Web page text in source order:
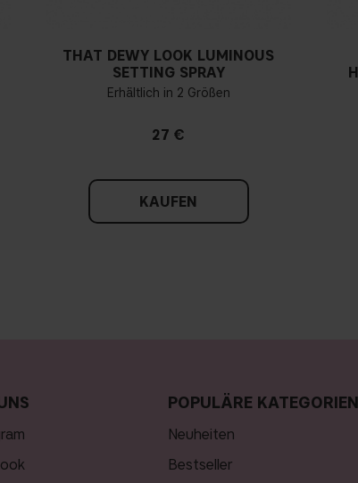
THAT DEWY LOOK LUMINOUS
SETTING SPRAY
Erhältlich in 2 Größen
27 €
KAUFEN
POPULÄRE KATEGORIEN
neuheiten
bestseller